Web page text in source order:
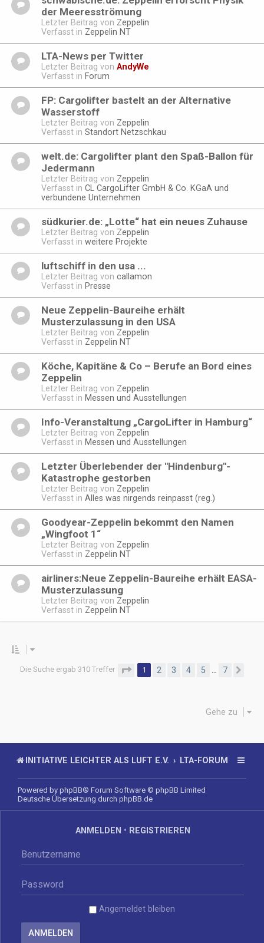
der Meeresströmung
Letzter Beitrag von Zeppelin
Verfasst in Zeppelin NT
LTA-News per Twitter
Letzter Beitrag von AndyWe
Verfasst in Forum
FP: Cargolifter bastelt an der Alternative
Wasserstoff
Letzter Beitrag von Zeppelin
Verfasst in Standort Netzschkau
welt.de: Cargolifter plant den Spaß-Ballon für
Jedermann
Letzter Beitrag von Zeppelin
Verfasst in CL CargoLifter GmbH & Co. KGaA und
verbundene Unternehmen
südkurier.de: „Lotte“ hat ein neues Zuhause
Letzter Beitrag von Zeppelin
Verfasst in weitere Projekte
luftschiff in den usa ...
Letzter Beitrag von callamon
Verfasst in Presse
Neue Zeppelin-Baureihe erhält
Musterzulassung in den USA
Letzter Beitrag von Zeppelin
Verfasst in Zeppelin NT
Köche, Kapitäne & Co – Berufe an Bord eines
Zeppelin
Letzter Beitrag von Zeppelin
Verfasst in Messen und Ausstellungen
Info-Veranstaltung „CargoLifter in Hamburg“
Letzter Beitrag von Zeppelin
Verfasst in Messen und Ausstellungen
Letzter Überlebender der "Hindenburg"-
Katastrophe gestorben
Letzter Beitrag von Zeppelin
Verfasst in Alles was nirgends reinpasst (reg.)
Goodyear-Zeppelin bekommt den Namen
„Wingfoot 1“
Letzter Beitrag von Zeppelin
Verfasst in Zeppelin NT
airliners:Neue Zeppelin-Baureihe erhält EASA-
Musterzulassung
Letzter Beitrag von Zeppelin
Verfasst in Zeppelin NT
Die Suche ergab 310 Treffer Seite 1von
1 2 3 4 5 7
Gehe zu
INITIATIVE LEICHTER ALS LUFT E.V. LTA-FORUM
Powered by phpBB® Forum Software © phpBB Limited
Deutsche Übersetzung durch phpBB.de
ANMELDEN • REGISTRIEREN
Angemeldet bleiben